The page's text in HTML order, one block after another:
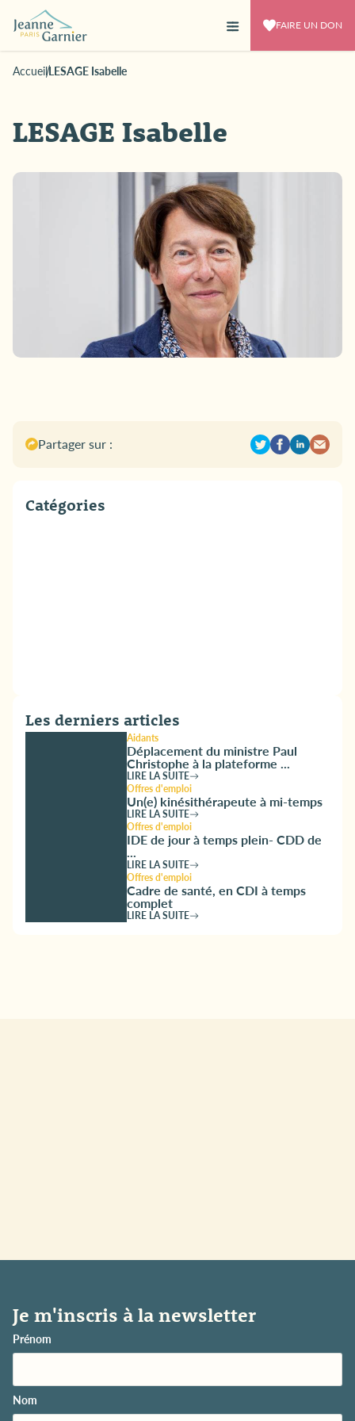
FAIRE UN DON
AccueilLESAGE Isabelle
LESAGE Isabelle
Partager sur :
Catégories
Les derniers articles
Aidants
Déplacement du ministre Paul
Christophe à la plateforme ...
LIRE LA SUITE
Offres d'emploi
Un(e) kinésithérapeute à mi-temps
LIRE LA SUITE
Offres d'emploi
IDE de jour à temps plein- CDD de
...
LIRE LA SUITE
Offres d'emploi
Cadre de santé, en CDI à temps
complet
LIRE LA SUITE
Je m'inscris à la newsletter
Prénom
Nom